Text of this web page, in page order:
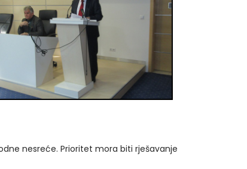
nesreće. Prioritet mora biti rješavanje